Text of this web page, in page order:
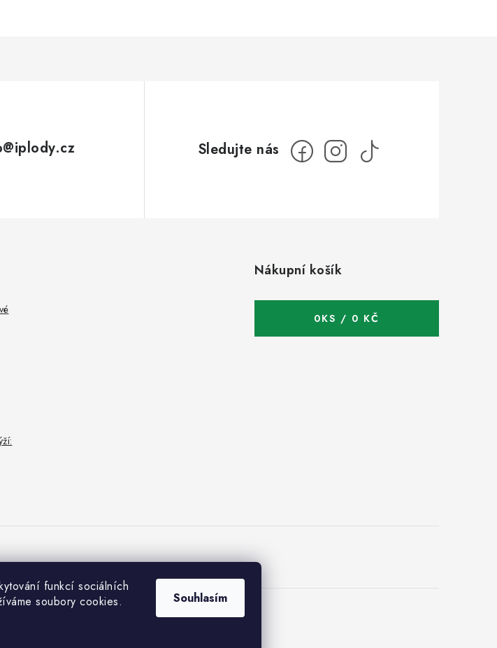
funkcí sociálních
soubory cookies.
Souhlasím
@iplody.cz
Nákupní košík
0KS / 0 KČ